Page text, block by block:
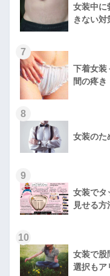
女装中に
きない対
7
下着女装
間の疼き
8
女装のた
9
女装でタ
見せる方
10
女装で股
選択もア